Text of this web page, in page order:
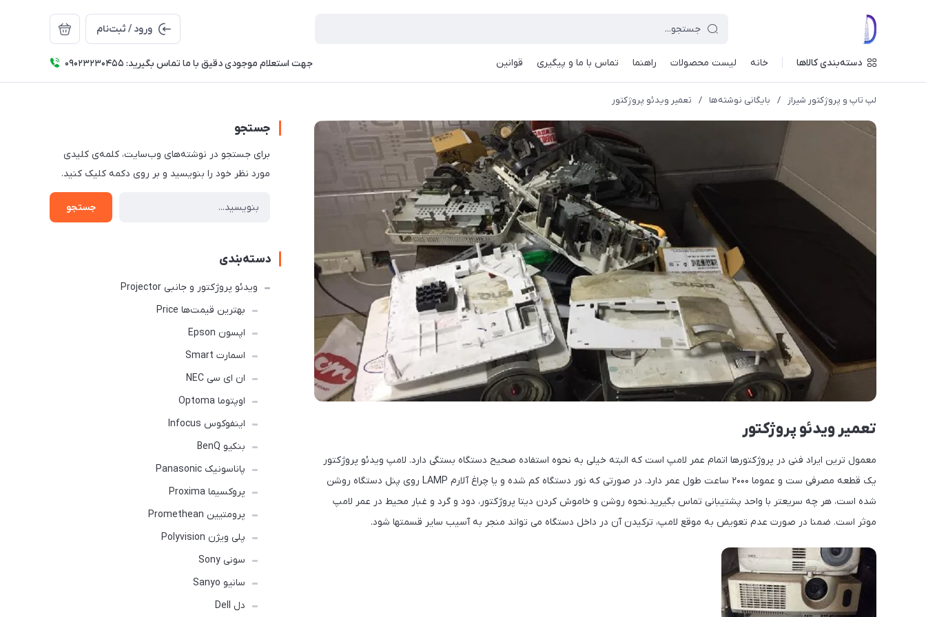
ورود / ثبت‌نام
دسته‌بندی کالاها خانه لیست محصولات راهنما تماس با ما و پیگیری قوانین جهت استعلام موجودی دقیق با ما تماس بگیرید: 09023230455
لپ تاپ و پروژکتور شیراز / بایگانی نوشته‌ها / تعمیر ویدئو پروژکتور
تعمیر ویدئو پروژکتور
معمول ترین ایراد فنی در پروژکتورها اتمام عمر لامپ است که البته خیلی به نحوه استفاده صحیح دستگاه بستگی دارد. لامپ ویدئو پروژکتور
یک قطعه مصرفی ست و عموما ۲۰۰۰ ساعت طول عمر دارد. در صورتی که نور دستگاه کم شده و یا چراغ آلارم LAMP روی پنل دستگاه روشن
شده است، هر چه سریعتر با واحد پشتیبانی تماس بگیرید.نحوه روشن و خاموش کردن دیتا پروژکتور، دود و گرد و غبار محیط در عمر لامپ
موثر است. ضمنا در صورت عدم تعویض به موقع لامپ، ترکیدن آن در داخل دستگاه می تواند منجر به آسیب سایر قسمتها شود.
جستجو
برای جستجو در نوشته‌های وب‌سایت، کلمه‌ی کلیدی
مورد نظر خود را بنویسید و بر روی دکمه کلیک کنید.
جستجو
دسته‌بندی
ویدئو پروژکتور و جانبی Projector
بهترین قیمت‌ها Price
اپسون Epson
اسمارت Smart
ان ای سی NEC
اوپتوما Optoma
اینفوکوس Infocus
بنکیو BenQ
پاناسونیک Panasonic
پروکسیما Proxima
پرومتیین Promethean
پلی ویژن Polyvision
سونی Sony
سانیو Sanyo
دل Dell